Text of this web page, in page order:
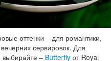
оттенки – для романтики,
сервировок. Для
выбирайте – Butterfly от Royal